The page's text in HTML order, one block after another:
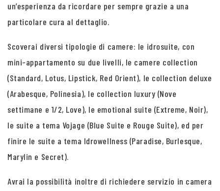
un’esperienza da ricordare per sempre grazie a una
particolare cura al dettaglio.
Scoverai diversi tipologie di camere: le idrosuite, con
mini-appartamento su due livelli, le camere collection
(Standard, Lotus, Lipstick, Red Orient), le collection deluxe
(Arabesque, Polinesia), le collection luxury (Nove
settimane e 1/2, Love), le emotional suite (Extreme, Noir),
le suite a tema Vojage (Blue Suite e Rouge Suite), ed per
finire le suite a tema Idrowellness (Paradise, Burlesque,
Marylin e Secret).
Avrai la possibilità inoltre di richiedere servizio in camera